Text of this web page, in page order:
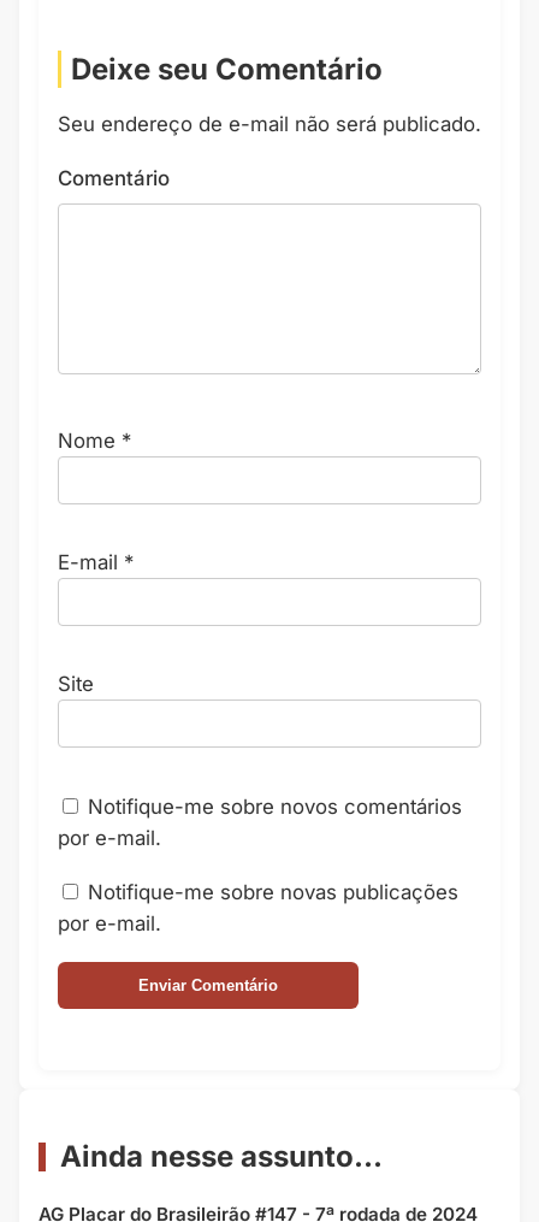
Deixe seu Comentário
Seu endereço de e-mail não será publicado.
Comentário
Nome *
E-mail *
Site
Notifique-me sobre novos comentários
por e-mail.
Notifique-me sobre novas publicações
por e-mail.
Ainda nesse assunto...
AG Placar do Brasileirão #147 - 7ª rodada de 2024